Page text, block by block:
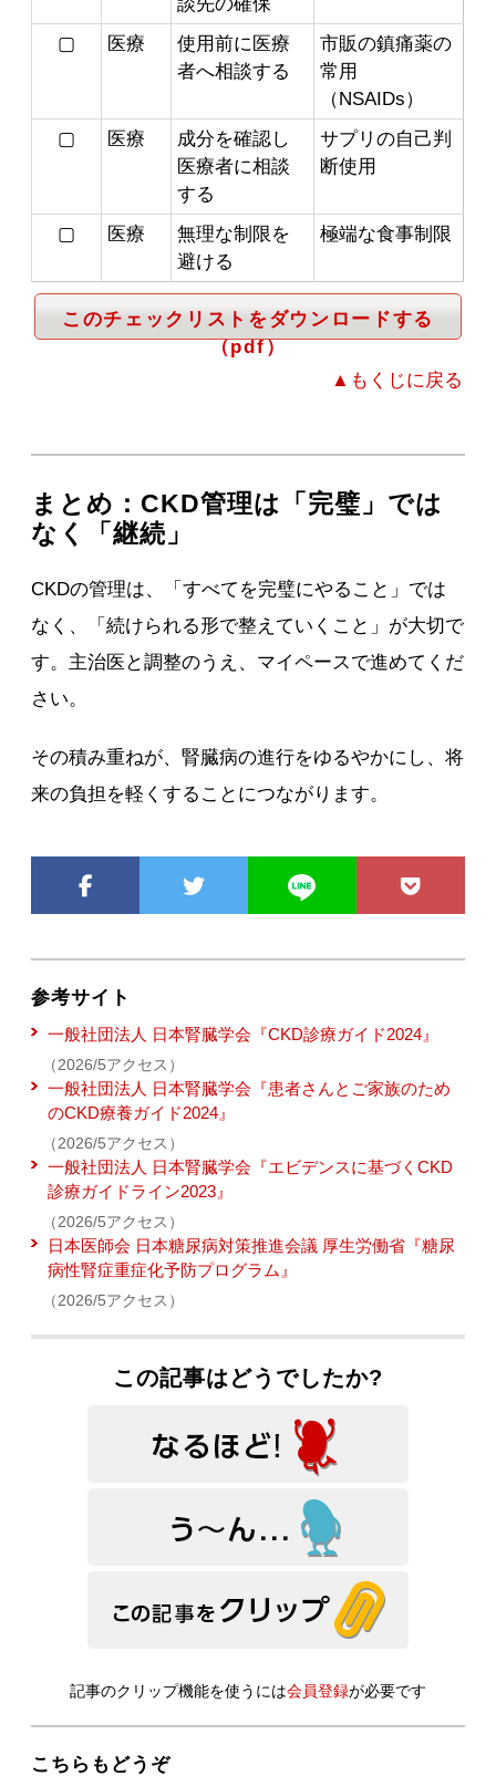
▢
医療
使用前に医療
者へ相談する
市販の鎮痛薬の
常用
（NSAIDs）
▢
医療
成分を確認し
医療者に相談
する
サプリの自己判
断使用
▢ 医療
無理な制限を
避ける
極端な食事制限
このチェックリストをダウンロードする
（pdf）
▲もくじに戻る
まとめ：CKD管理は「完璧」では
なく「継続」
CKDの管理は、「すべてを完璧にやること」では
なく、「続けられる形で整えていくこと」が大切で
す。主治医と調整のうえ、マイペースで進めてくだ
さい。
その積み重ねが、腎臓病の進行をゆるやかにし、将
来の負担を軽くすることにつながります。
参考サイト
一般社団法人 日本腎臓学会『CKD診療ガイド2024』
（2026/5アクセス）
一般社団法人 日本腎臓学会『患者さんとご家族のため
のCKD療養ガイド2024』
（2026/5アクセス）
一般社団法人 日本腎臓学会『エビデンスに基づくCKD
診療ガイドライン2023』
（2026/5アクセス）
日本医師会 日本糖尿病対策推進会議 厚生労働省『糖尿
病性腎症重症化予防プログラム』
（2026/5アクセス）
この記事はどうでしたか?
記事のクリップ機能を使うには会員登録が必要です
こちらもどうぞ